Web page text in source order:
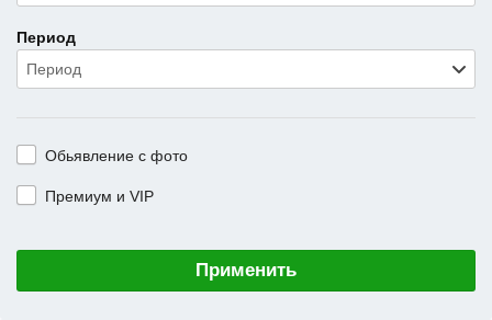
Период
Период
Обьявление с фото
Премиум и VIP
Применить